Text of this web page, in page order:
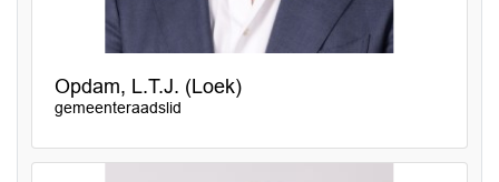
Opdam, L.T.J. (Loek)
gemeenteraadslid